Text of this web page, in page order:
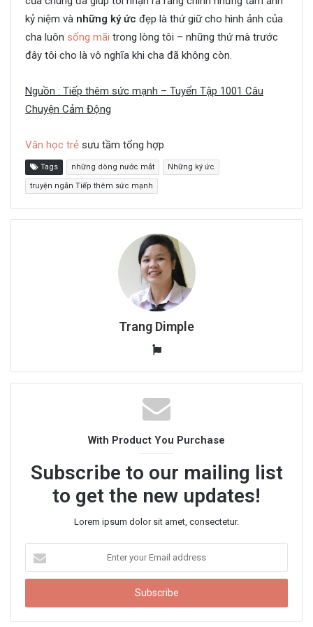
kỷ niệm và những ký ức đẹp là thứ giữ cho hình ảnh của
cha luôn sống mãi trong lòng tôi – những thứ mà trước
đây tôi cho là vô nghĩa khi cha đã không còn.
Nguồn : Tiếp thêm sức mạnh – Tuyển Tập 1001 Câu
Chuyện Cảm Động
Văn học trẻ sưu tầm tổng hợp
Tags những dòng nước mắt Những ký ức
truyện ngắn Tiếp thêm sức mạnh
Trang Dimple
W
b
s
i
e
With Product You Purchase
Subscribe to our mailing list
to get the new updates!
Lorem ipsum dolor sit amet, consectetur.
t
r
y